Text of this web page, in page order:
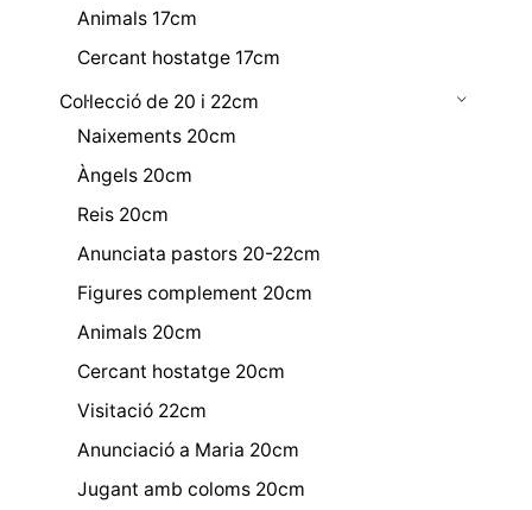
Animals 17cm
Cercant hostatge 17cm
Col·lecció de 20 i 22cm
Naixements 20cm
Àngels 20cm
Reis 20cm
Anunciata pastors 20-22cm
Figures complement 20cm
Animals 20cm
Cercant hostatge 20cm
Visitació 22cm
Anunciació a Maria 20cm
Jugant amb coloms 20cm